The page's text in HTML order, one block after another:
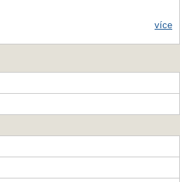
více